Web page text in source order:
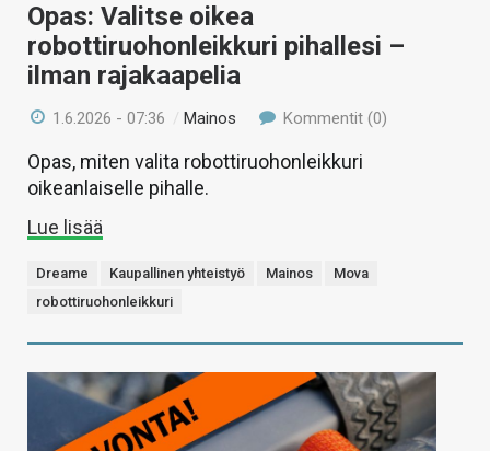
HAKU
Opas: Valitse oikea
robottiruohonleikkuri pihallesi –
ilman rajakaapelia
1.6.2026 - 07:36 / Mainos Kommentit (0)
Opas, miten valita robottiruohonleikkuri
oikeanlaiselle pihalle.
Lue lisää
Dreame Kaupallinen yhteistyö Mainos
Mova
robottiruohonleikkuri